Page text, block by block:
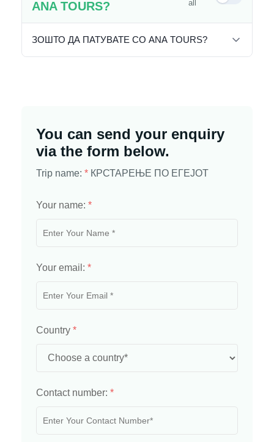
ANA TOURS? all
ЗОШТО ДА ПАТУВАТЕ СО ANA TOURS?
You can send your enquiry
via the form below.
Trip name: * КРСТАРЕЊЕ ПО ЕГЕЈОТ
Your name: *
Your email: *
Country *
Contact number: *